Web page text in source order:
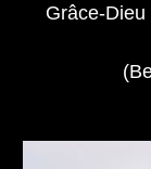
Grâce-